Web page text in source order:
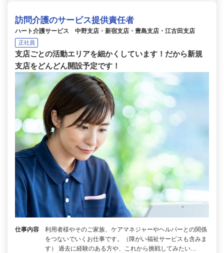
訪問介護のサービス提供責任者
ハート介護サービス 中野支店・新宿支店・豊島支店・江古田支店
正社員
支店ごとの活動エリアを細かくしています！だから新規
支店をどんどん開設予定です！
仕事内容
利用者様やそのご家族、ケアマネジャーやヘルパーとの関係
をつないでいくお仕事です。（障がい福祉サービスも含みま
す） 過去に経験のある方や、これから挑戦してみたい…